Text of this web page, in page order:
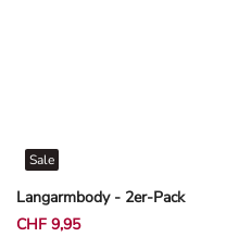
Langarmbody - 2er-Pack
Sale
CHF 9,95